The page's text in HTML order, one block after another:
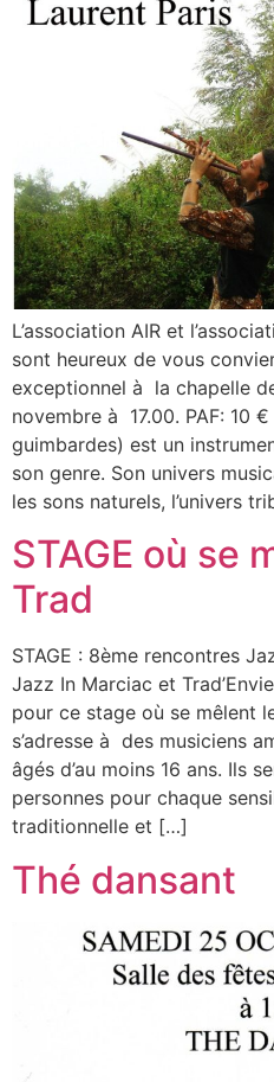
L’association AIR et
sont heureux de vous
exceptionnel à la chapelle
novembre à 17.00. PAF: 10
guimbardes) est un
son genre. Son univers
les sons naturels, l’univers
STAGE où se
Trad
STAGE : 8ème rencontres
Jazz In Marciac et
pour ce stage où se mêlent
s’adresse à des musiciens
âgés d’au moins 16 ans. Ils
personnes pour chaque
traditionnelle et […]
Thé dansant